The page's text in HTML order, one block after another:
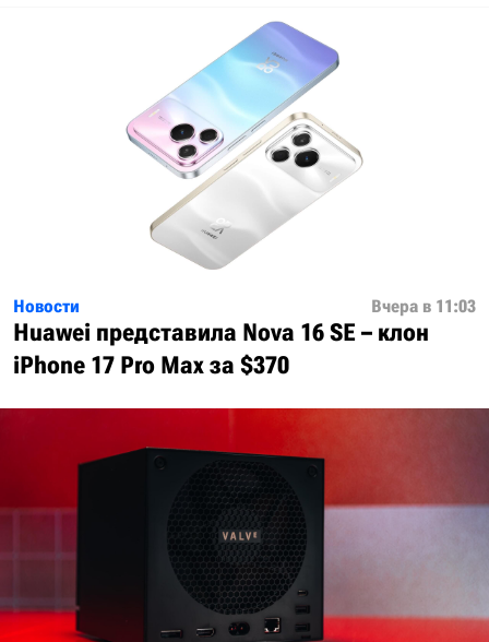
Новости Вчера в 11:03
Huawei представила Nova 16 SE – клон
iPhone 17 Pro Max за $370